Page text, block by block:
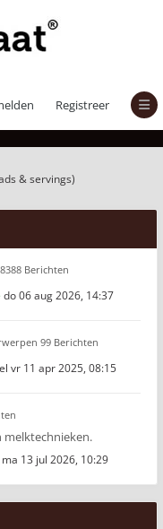
Registreer
& servings)
& servings)
Berichten
do 06 aug 2026, 14:37
99 Berichten
vr 11 apr 2025, 08:15
melktechnieken.
ma 13 jul 2026, 10:29